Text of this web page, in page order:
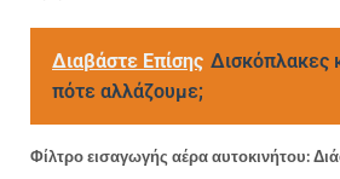
Διαβάστε Επίσης Δισκόπλακες
πότε αλλάζουμε;
Φίλτρο εισαγωγής αέρα αυτοκινήτου: